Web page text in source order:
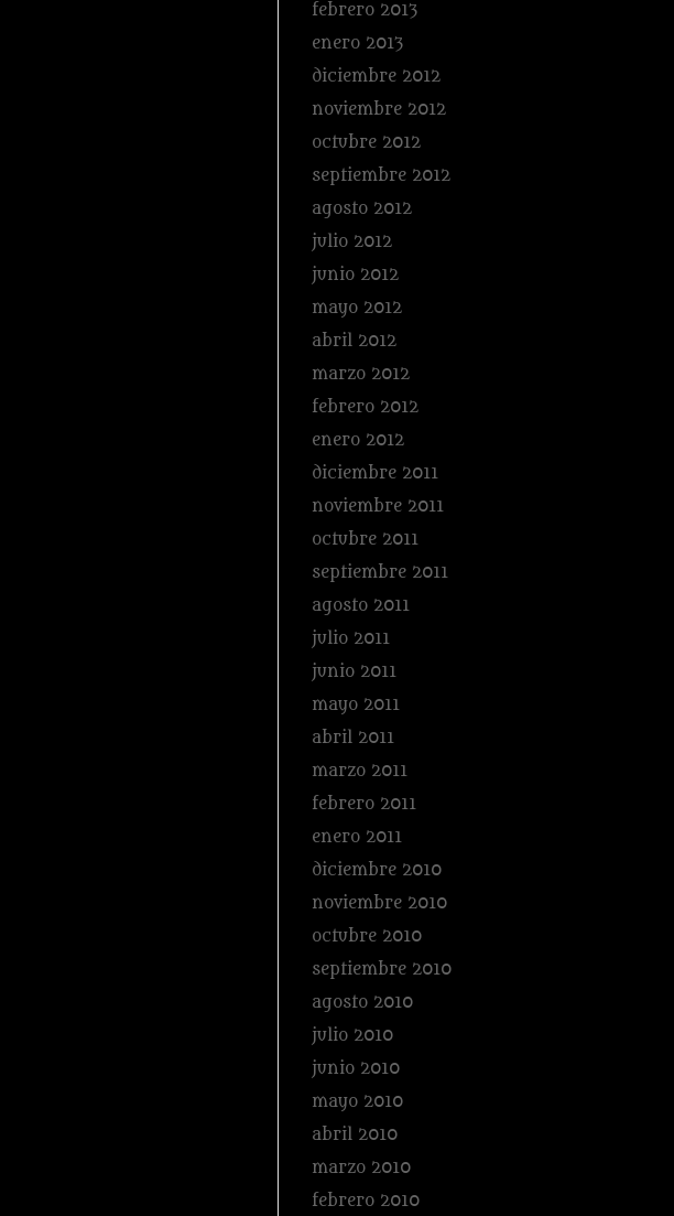
febrero 2013
enero 2013
diciembre 2012
noviembre 2012
octubre 2012
septiembre 2012
agosto 2012
julio 2012
junio 2012
mayo 2012
abril 2012
marzo 2012
febrero 2012
enero 2012
diciembre 2011
noviembre 2011
octubre 2011
septiembre 2011
agosto 2011
julio 2011
junio 2011
mayo 2011
abril 2011
marzo 2011
febrero 2011
enero 2011
diciembre 2010
noviembre 2010
octubre 2010
septiembre 2010
agosto 2010
julio 2010
junio 2010
mayo 2010
abril 2010
marzo 2010
febrero 2010